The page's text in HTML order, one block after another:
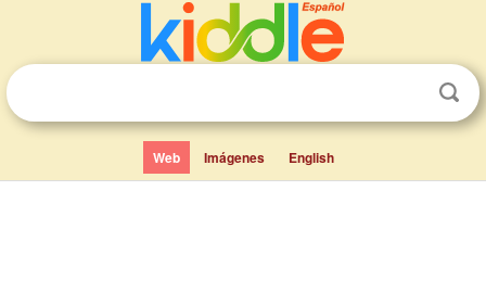
Web Imágenes English